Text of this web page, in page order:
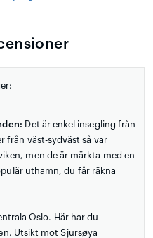
Det är enkel insegling från
från väst-sydväst så var
men de är märkta med en
uthamn, du får räkna
Oslo. Här har du
Utsikt mot Sjursøya